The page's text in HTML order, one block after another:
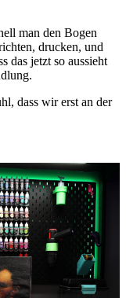
man den Bogen
drucken, und
das jetzt so aussieht
dass wir erst an der